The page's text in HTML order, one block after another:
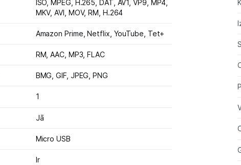
ISO,MPEG, H.265, DAT, AV1,VP9, MP4,
MKV,AVI, MOV,RM, H.264
Amazon Prime, Netflix, YouTube, Tet+
RM,AAC, MP3,FLAC
BMG, GIF, JPEG, PNG
1
Jā
Micro USB
Ir